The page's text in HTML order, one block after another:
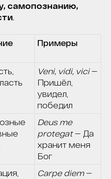
самопознанию,
.
Примеры
Veni, vidi, vici—
Пришёл,
увидел,
победил
Deus me
protegat— Да
хранит меня
Бог
Carpe diem—